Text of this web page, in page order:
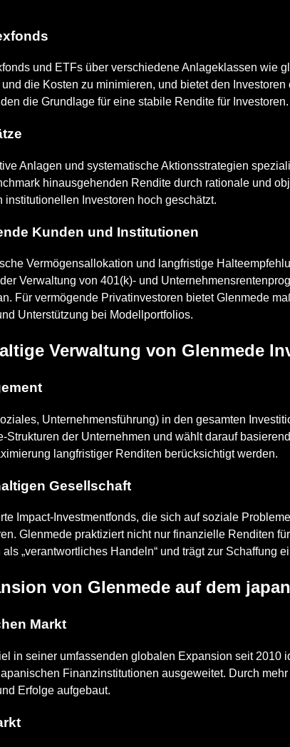
und ETFs über verschiedene Anlageklassen wie
die Kosten zu minimieren, und bietet den
die Grundlage für eine stabile Rendite für Investoren.
Anlagen und systematische Aktionsstrategien
hinausgehenden Rendite durch rationale und
Investoren hoch geschätzt.
Kunden und Institutionen
Vermögensallokation und langfristige
Verwaltung von 401(k)- und
Für vermögende Privatinvestoren bietet Glenmede
Unterstützung bei Modellportfolios.
Verwaltung von Glenmede
Unternehmensführung) in den gesamten
der Unternehmen und wählt darauf
langfristiger Renditen berücksichtigt werden.
Gesellschaft
Impact-Investmentfonds, die sich auf soziale
Glenmede praktiziert nicht nur finanzielle Renditen
„verantwortliches Handeln“ und trägt zur Schaffung
von Glenmede auf dem
Markt
in seiner umfassenden globalen Expansion seit 2010
Finanzinstitutionen ausgeweitet. Durch
Erfolge aufgebaut.